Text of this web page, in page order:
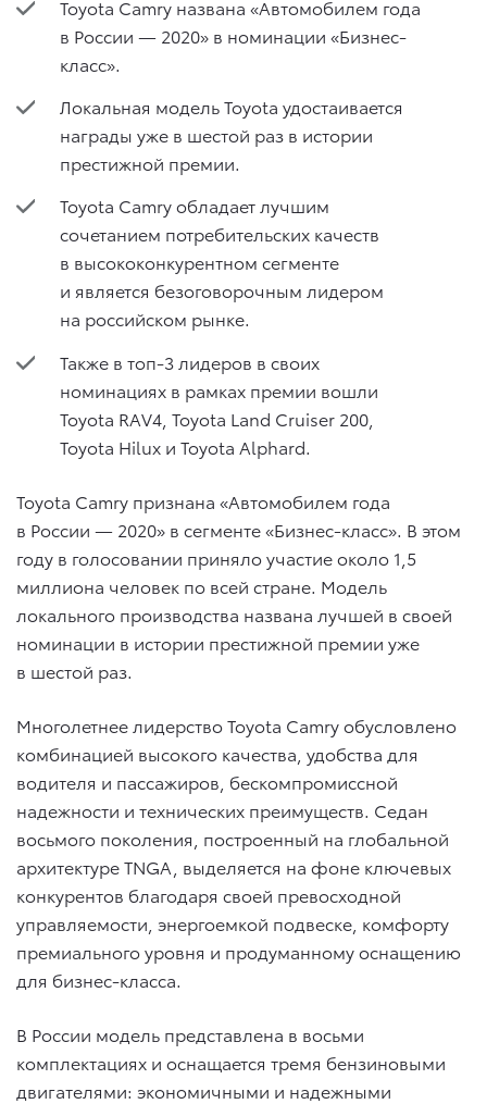
Toyota Camry названа «Автомобилем года
в России — 2020» в номинации «Бизнес-
класс».
Локальная модель Toyota удостаивается
награды уже в шестой раз в истории
престижной премии.
Toyota Camry обладает лучшим
сочетанием потребительских качеств
в высококонкурентном сегменте
и является безоговорочным лидером
на российском рынке.
Также в топ-3 лидеров в своих
номинациях в рамках премии вошли
Toyota RAV4, Toyota Land Cruiser 200,
Toyota Hilux и Toyota Alphard.
Toyota Camry признана «Автомобилем года
в России — 2020» в сегменте «Бизнес-класс». В этом
году в голосовании приняло участие около 1,5
миллиона человек по всей стране. Модель
локального производства названа лучшей в своей
номинации в истории престижной премии уже
в шестой раз.
Многолетнее лидерство Toyota Camry обусловлено
комбинацией высокого качества, удобства для
водителя и пассажиров, бескомпромиссной
надежности и технических преимуществ. Седан
восьмого поколения, построенный на глобальной
архитектуре TNGA, выделяется на фоне ключевых
конкурентов благодаря своей превосходной
управляемости, энергоемкой подвеске, комфорту
премиального уровня и продуманному оснащению
для бизнес-класса.
В России модель представлена в восьми
комплектациях и оснащается тремя бензиновыми
двигателями: экономичными и надежными